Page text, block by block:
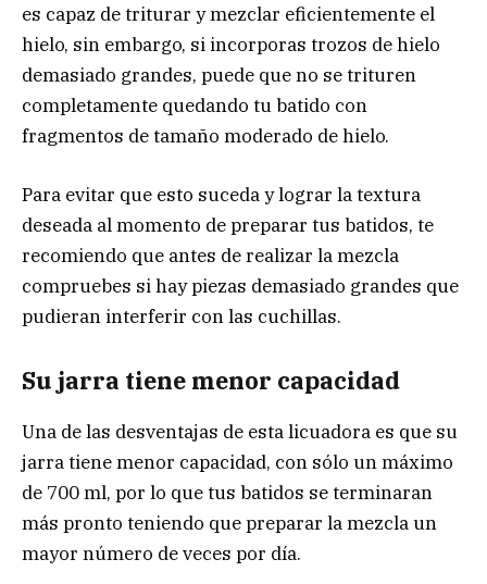
es capaz de triturar y mezclar eficientemente el
hielo, sin embargo, si incorporas trozos de hielo
demasiado grandes, puede que no se trituren
completamente quedando tu batido con
fragmentos de tamaño moderado de hielo.
Para evitar que esto suceda y lograr la textura
deseada al momento de preparar tus batidos, te
recomiendo que antes de realizar la mezcla
compruebes si hay piezas demasiado grandes que
pudieran interferir con las cuchillas.
Su jarra tiene menor capacidad
Una de las desventajas de esta licuadora es que su
jarra tiene menor capacidad, con sólo un máximo
de 700 ml, por lo que tus batidos se terminaran
más pronto teniendo que preparar la mezcla un
mayor número de veces por día.